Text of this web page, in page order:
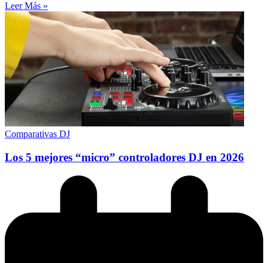
Leer Más »
Comparativas DJ
Los 5 mejores “micro” controladores DJ en 2026